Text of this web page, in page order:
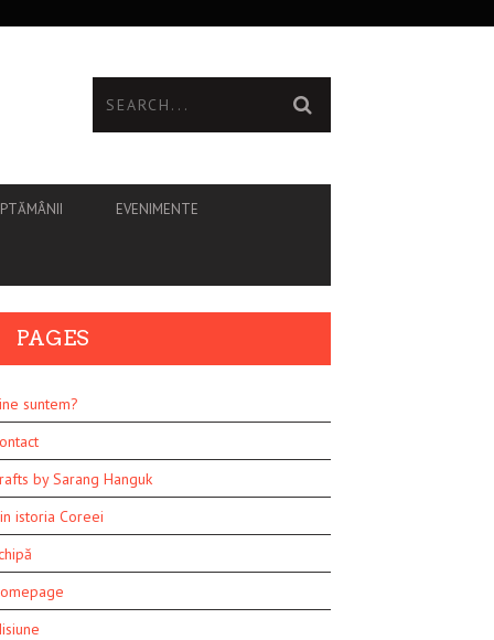
EVENIMENTE
PAGES
suntem?
by Sarang Hanguk
istoria Coreei